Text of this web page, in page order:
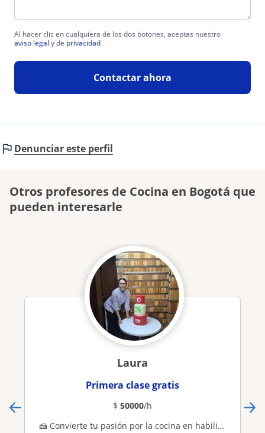
Al hacer clic en cualquiera de los dos botones, aceptas nuestro
aviso legal y de privacidad
Contactar ahora
Denunciar este perfil
Otros profesores de Cocina en Bogotá que
pueden interesarle
Laura
Primera clase gratis
$ 50000/h
🍰 Convierte tu pasión por la cocina en habilidades reales. Aprende pastelería, sushi, pizza y más con una profesional de 13 años